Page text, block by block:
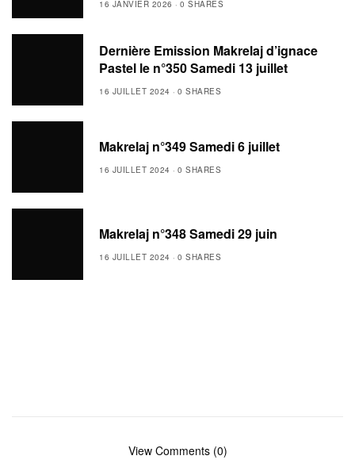
16 JANVIER 2026 0 SHARES
Dernière Emission Makrelaj d’ignace
Pastel le n°350 Samedi 13 juillet
16 JUILLET 2024 0 SHARES
Makrelaj n°349 Samedi 6 juillet
16 JUILLET 2024 0 SHARES
Makrelaj n°348 Samedi 29 juin
16 JUILLET 2024 0 SHARES
View Comments (0)